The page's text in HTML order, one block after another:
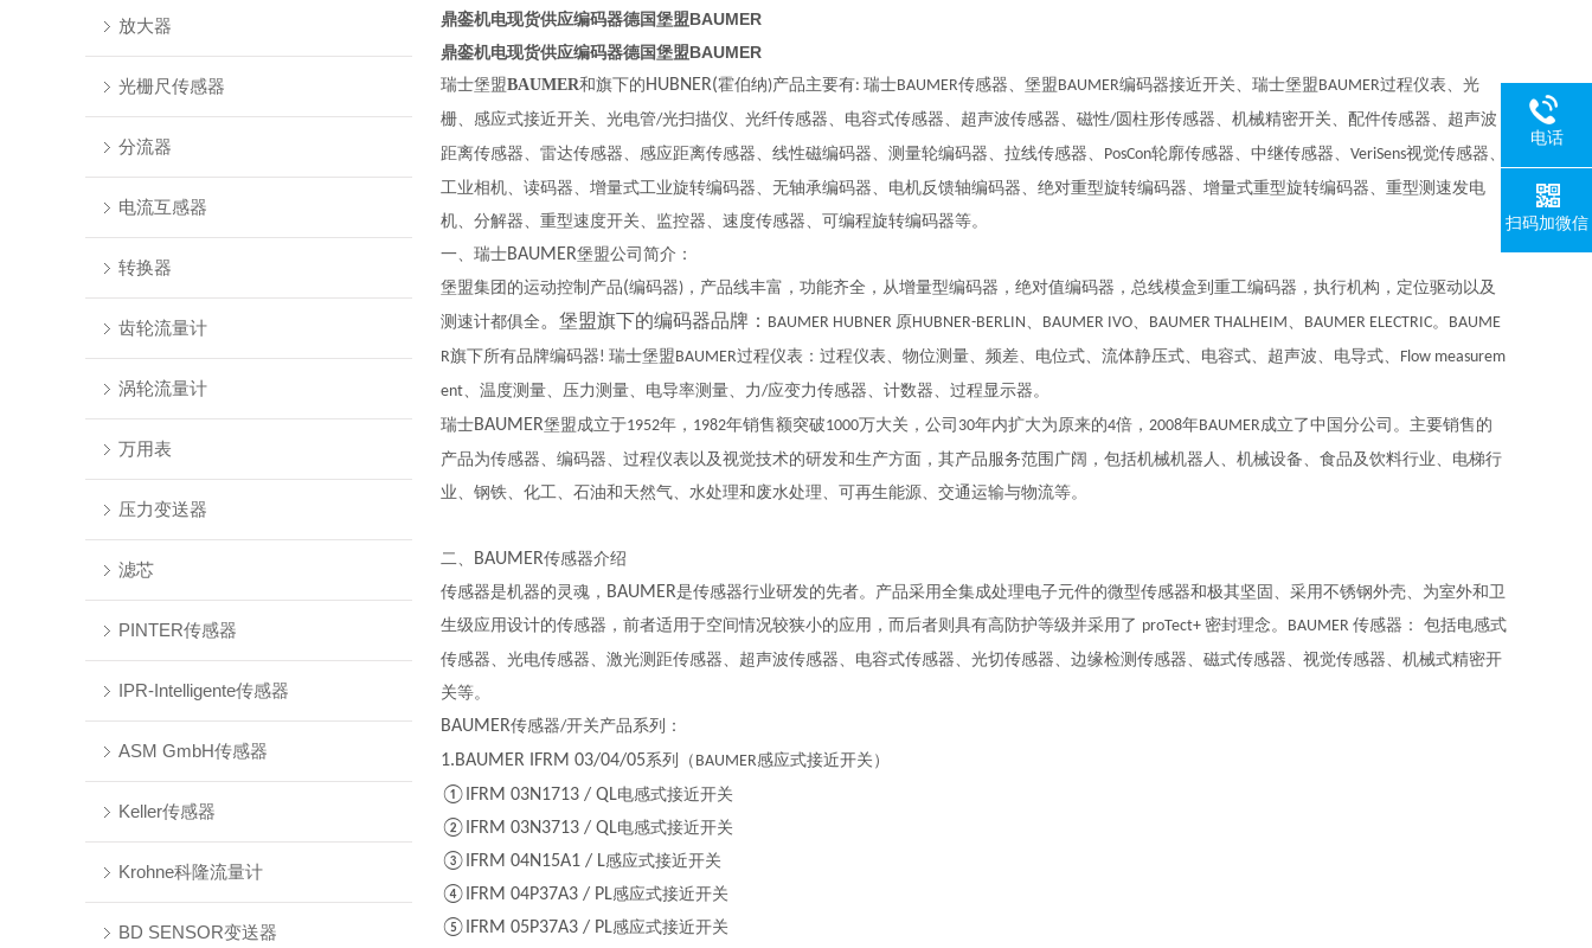
放大器
光栅尺传感器
分流器
电流互感器
转换器
齿轮流量计
涡轮流量计
万用表
压力变送器
滤芯
PINTER传感器
IPR-Intelligente传感器
ASM GmbH传感器
Keller传感器
Krohne科隆流量计
BD SENSOR变送器
鼎銮机电现货供应编码器德国堡盟BAUMER
鼎銮机电现货供应编码器德国堡盟BAUMER
瑞士堡盟BAUMER和旗下的 HUBNER(霍伯纳)产品主要有: 瑞士BAUMER传感器、堡盟BAUMER编码器接近开关、瑞士堡盟BAUMER过程仪表、光
栅、感应式接近开关、光电管/光扫描仪、光纤传感器、电容式传感器、超声波传感器、磁性/圆柱形传感器、机械精密开关、配件传感器、超声波
距离传感器、雷达传感器、感应距离传感器、线性磁编码器、测量轮编码器、拉线传感器、 PosCon轮廓传感器、中继传感器、 VeriSens视觉传感器、
工业相机、读码器、增量式工业旋转编码器、无轴承编码器、电机反馈轴编码器、绝对重型旋转编码器、增量式重型旋转编码器、重型测速发电
机、分解器、重型速度开关、监控器、速度传感器、可编程旋转编码器等。
一、瑞士BAUMER堡盟公司简介：
堡盟集团的运动控制产品(编码器) ，产品线丰富，功能齐全，从增量型编码器，绝对值编码器，总线模盒到重工编码器，执行机构，定位驱动以及
测速计都俱全。堡盟旗下的编码器品牌： BAUMER HUBNER 原HUBNER-BERLIN、 BAUMER IVO、 BAUMER THALHEIM、 BAUMER ELECTRIC。 BAUME
R旗下所有品牌编码器! 瑞士堡盟BAUMER过程仪表：过程仪表、物位测量、频差、电位式、流体静压式、电容式、超声波、电导式、 Flow measurem
ent、温度测量、压力测量、电导率测量、力/应变力传感器、计数器、过程显示器。
瑞士BAUMER堡盟成立于1952年， 1982年销售额突破1000万大关，公司 30年内扩大为原来的4倍， 2008年BAUMER成立了中国分公司。主要销售的
产品为传感器、编码器、过程仪表以及视觉技术的研发和生产方面，其产品服务范围广阔，包括机械机器人、机械设备、食品及饮料行业、电梯行
业、钢铁、化工、石油和天然气、水处理和废水处理、可再生能源、交通运输与物流等。
二、 BAUMER传感器介绍
传感器是机器的灵魂， BAUMER是传感器行业研发的先者。产品采用全集成处理电子元件的微型传感器和极其坚固、采用不锈钢外壳、为室外和卫
生级应用设计的传感器，前者适用于空间情况较狭小的应用，而后者则具有高防护等级并采用了 proTect+ 密封理念。 BAUMER 传感器： 包括电感式
传感器、光电传感器、激光测距传感器、超声波传感器、电容式传感器、光切传感器、边缘检测传感器、磁式传感器、视觉传感器、机械式精密开
关等。
BAUMER传感器/开关产品系列：
1.BAUMER IFRM 03/04/05系列（ BAUMER感应式接近开关）
①IFRM 03N1713 / QL电感式接近开关
②IFRM 03N3713 / QL电感式接近开关
③IFRM 04N15A1 / L感应式接近开关
④IFRM 04P37A3 / PL感应式接近开关
⑤IFRM 05P37A3 / PL感应式接近开关
电话
扫码加微信